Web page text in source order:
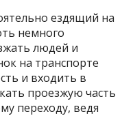
ездящий на
немного
людей и
на транспорте
и входить в
проезжую часть
переходу, ведя